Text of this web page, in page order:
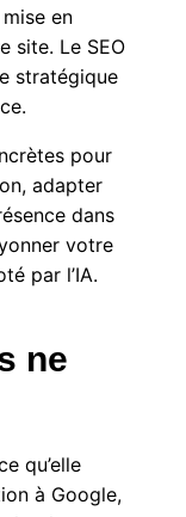
en
site. Le SEO
stratégique
pour
adapter
dans
votre
par l’IA.
ne
qu’elle
à Google,